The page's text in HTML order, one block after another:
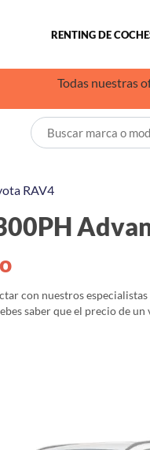
RENTING DE
Todas nuestras
RAV4
con nuestros
saber que el precio de